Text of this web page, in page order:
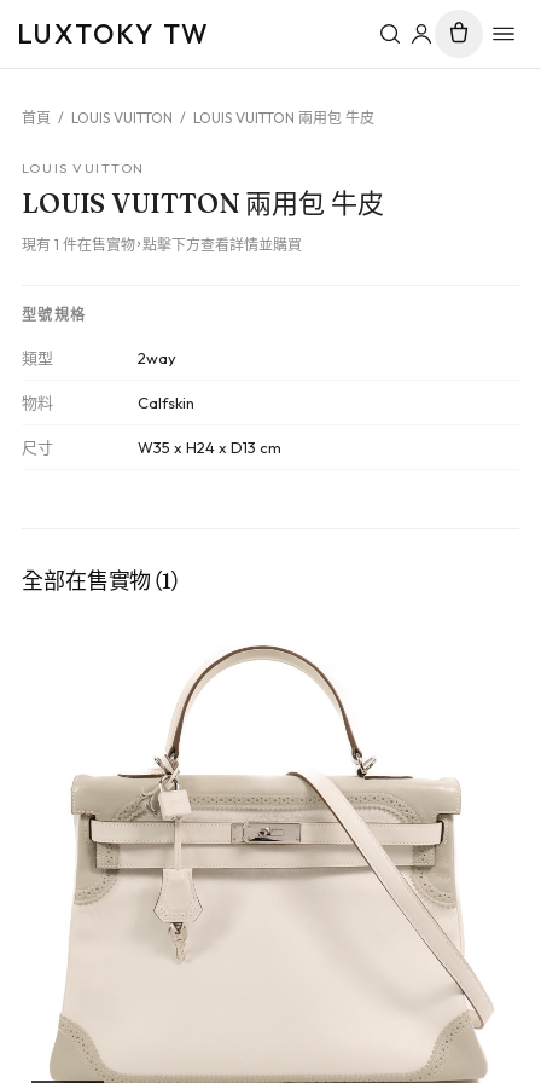
LUXTOKY TW
首頁 / LOUIS VUITTON / LOUIS VUITTON 兩用包 牛皮
LOUIS VUITTON
LOUIS VUITTON 兩用包 牛皮
現有 1 件在售實物，點擊下方查看詳情並購買
型號規格
類型 2way
物料 Calfskin
尺寸 W35 x H24 x D13 cm
全部在售實物（1）